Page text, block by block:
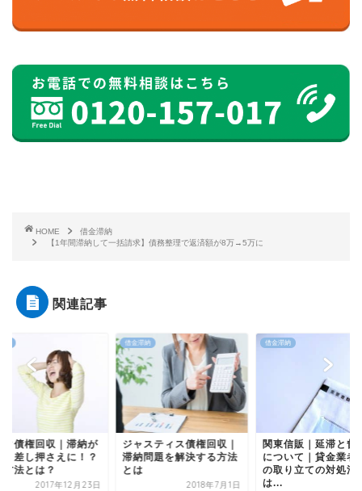
HOME
借金滞納
【1年間滞納して一括請求】債務整理で返済額が8万→5万に
関連記事
ク債権回収｜滞納が
と差し押さえに！？
方法とは？
2017年12月23日
借金滞納
ジャスティス債権回収｜
滞納問題を解決する方法
とは
2018年7月1日
借金滞納
関東信販｜延滞と督
について｜貸金業者
の取り立ての対処法
は...